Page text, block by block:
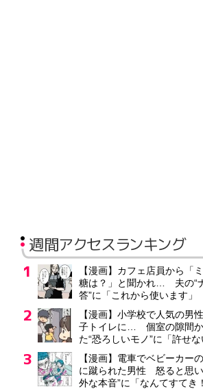
週間アクセスランキング
【漫画】カフェ店員から「
糖は？」と聞かれ… 夫の“
答”に「これから使います」
【漫画】小学校で人気の男
子トイレに… 個室の隙間か
た“恐ろしいモノ”に「許せな
【漫画】電車でベビーカー
に蹴られた男性 怒ると思
外な本音”に「なんてすてき